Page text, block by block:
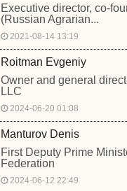
Executive director, co-
(Russian Agrarian...
2021-08-14 13:19
Roitman Evgeniy
Owner and general
LLC
2024-06-20 01:08
Manturov Denis
First Deputy Prime
Federation
2024-06-12 22:49